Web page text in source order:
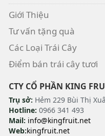
Giới Thiệu
Tư vấn tặng quà
Các Loại Trái Cây
Điểm bán trái cây tươi
CTY CỔ PHẦN KING
Trụ sở: Hẻm 229 Bùi Thị
Hotline: 0966 341 493
Mail: info@kingfruit.net
Web:kingfruit.net